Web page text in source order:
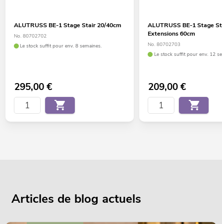
ALUTRUSS BE-1 Stage Stair 20/40cm
No. 80702702
Le stock suffit pour env. 8 semaines.
295,00€
ALUTRUSS BE-1 Stage
Extensions 60cm
No. 80702703
Le stock suffit pour env. 12
209,00€
Articles de blog actuels